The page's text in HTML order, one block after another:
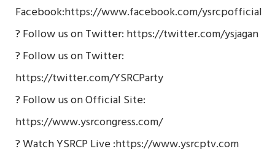
Facebook:https://www.facebook.com/ysrcpofficial
? Follow us on Twitter:https://twitter.com/ysjagan
? Follow us on Twitter:
https://twitter.com/YSRCParty
? Follow us on Official Site:
https://www.ysrcongress.com/
? Watch YSRCP Live :https://www.ysrcptv.com